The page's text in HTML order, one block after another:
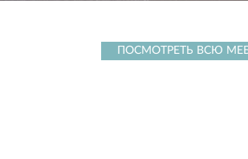
ПОСМОТРЕТЬ ВСЮ